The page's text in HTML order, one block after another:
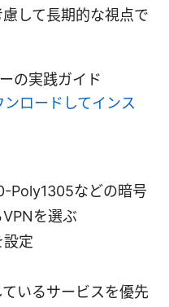
して長期的な視点で
の実践ガイド
ロードしてインス
Poly1305などの暗号
を選ぶ
設定
いるサービスを優先